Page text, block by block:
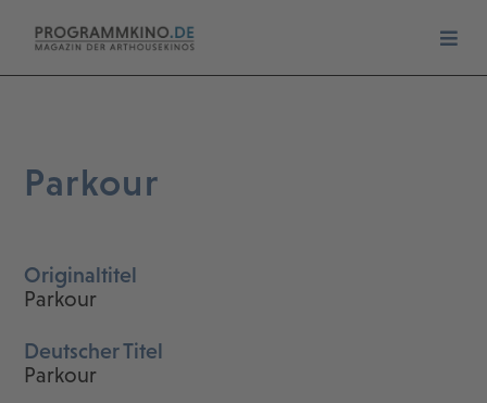
Parkour
Originaltitel
Parkour
Deutscher Titel
Parkour